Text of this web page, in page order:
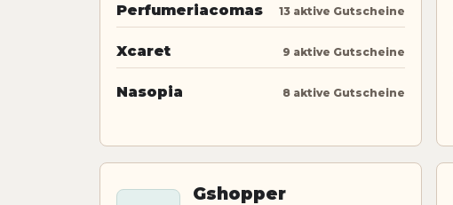
Perfumeriacomas 13 aktive Gutscheine
Xcaret 9 aktive Gutscheine
Nasopia 8 aktive Gutscheine
Gshopper